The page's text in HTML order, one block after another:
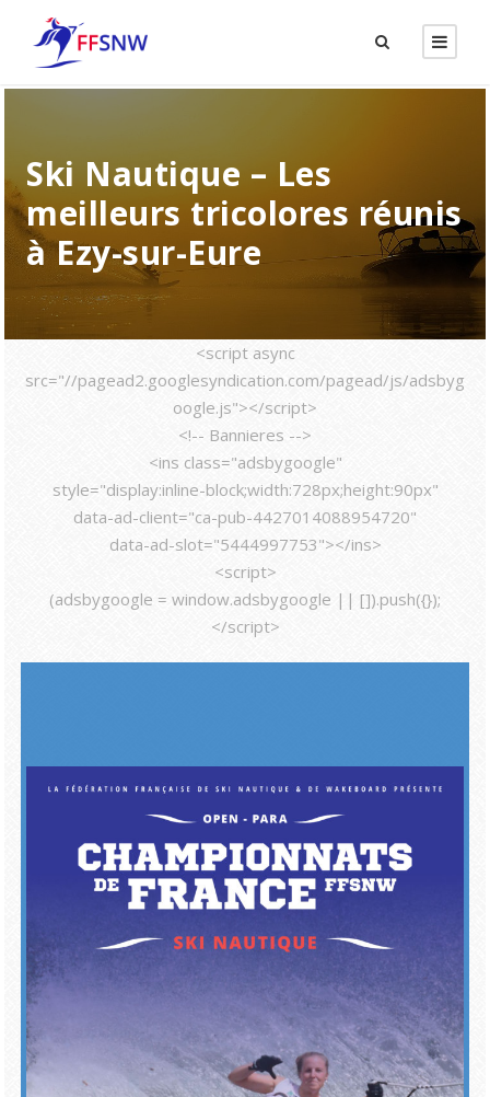
Ski Nautique – Les
meilleurs tricolores réunis
à Ezy-sur-Eure
<script async
src="//pagead2.googlesyndication.com/pagead/js/adsbyg
oogle.js"></script>
<!-- Bannieres -->
<ins class="adsbygoogle"
style="display:inline-block;width:728px;height:90px"
data-ad-client="ca-pub-4427014088954720"
data-ad-slot="5444997753"></ins>
<script>
(adsbygoogle = window.adsbygoogle || []).push({});
</script>